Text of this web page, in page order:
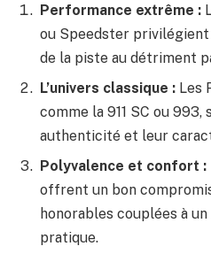
Performance extrême :
ou Speedster
de la piste au détriment
L’univers classique : Les
comme la 911 SC ou
authenticité et leur
Polyvalence et confort :
offrent un bon
honorables couplées à
pratique.